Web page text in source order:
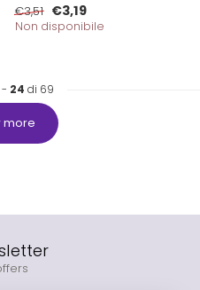
€3,51 €3,19
Non disponibile
- 24 di 69
more